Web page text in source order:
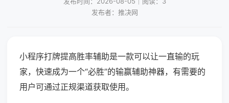
发布者：推决网
小程序打牌提高胜率辅助是一款可以让一直输的玩
家，快速成为一个“必胜”的输赢辅助神器，有需要的
用户可通过正规渠道获取使用。